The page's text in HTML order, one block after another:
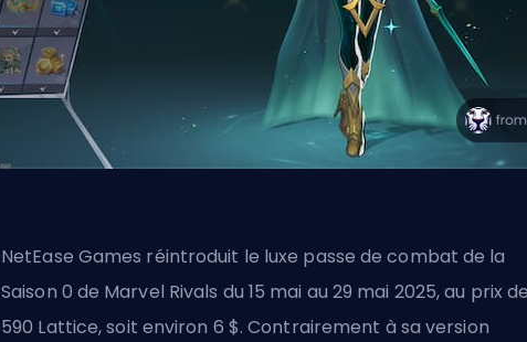
NetEase Games réintroduit le luxe passe de combat de la
Saison 0 de Marvel Rivals du 15 mai au 29 mai 2025, au prix
590 Lattice, soit environ 6 $. Contrairement à sa version